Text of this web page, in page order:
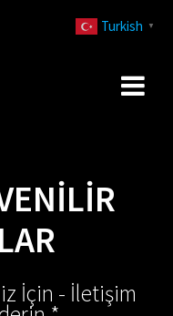
İçin - İletişim
Turkish ▼